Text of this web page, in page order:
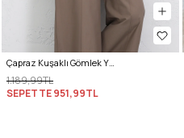
Çapraz Kuşaklı Gömlek Y0105 - HAKİ
1.189,99TL
SEPETTE951,99TL